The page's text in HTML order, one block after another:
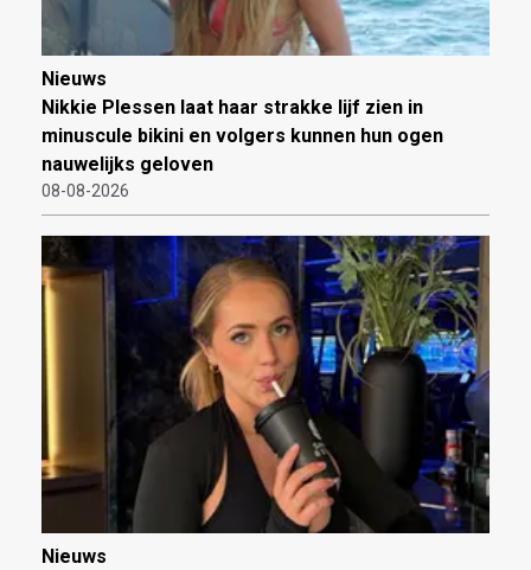
Nieuws
Nikkie Plessen laat haar strakke lijf zien in
minuscule bikini en volgers kunnen hun ogen
nauwelijks geloven
08-08-2026
Nieuws